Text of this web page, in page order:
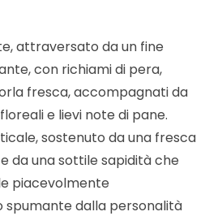
attraversato da un fine
con richiami di pera,
fresca, accompagnati da
e lievi note di pane.
sostenuto da una fresca
da una sottile sapidità che
piacevolmente
spumante dalla personalità